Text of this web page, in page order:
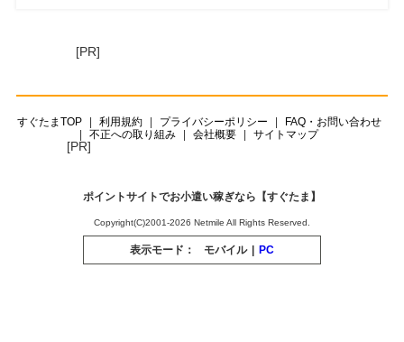
[PR]
すぐたまTOP 利用規約 プライバシーポリシー
FAQ・お問い合わせ
不正への取り組み
会社概要 サイトマップ
[PR]
ポイントサイトでお小遣い稼ぎなら【すぐたま】
Copyright(C)2001-2026 Netmile All Rights Reserved.
表示モード： モバイル | PC